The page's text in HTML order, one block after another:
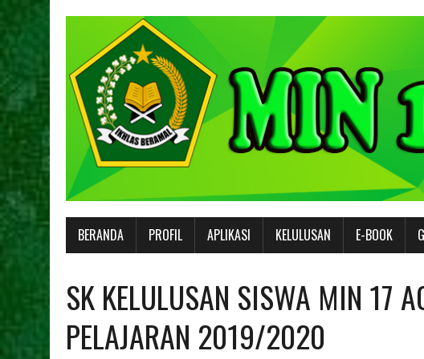
BERANDA PROFIL APLIKASI KELULUSAN E-BOOK
SK KELULUSAN SISWA MIN 17
PELAJARAN 2019/2020